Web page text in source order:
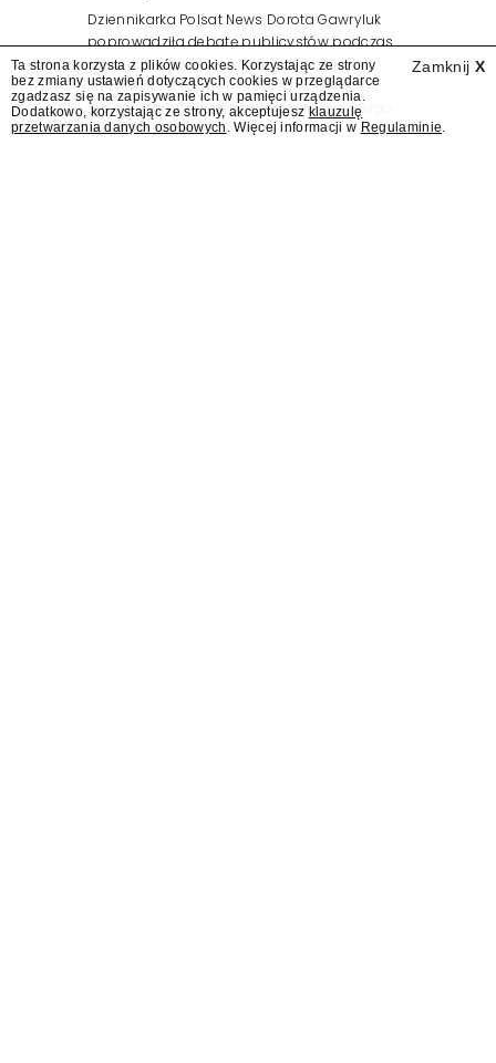
Dziennikarka Polsat News Dorota Gawryluk
poprowadziła debatę publicystów podczas
zorganizowanego przez Kancelarię
Prezydenta wydarzenia z okazji pierwszej
rocznicy zaprzysiężenia Karola Nawrockiego
na prezydenta.
Zamknij X
Ta strona korzysta z plików cookies. Korzystając ze strony
bez zmiany ustawień dotyczących cookies w przeglądarce
zgadzasz się na zapisywanie ich w pamięci urządzenia.
Dodatkowo, korzystając ze strony, akceptujesz klauzulę
przetwarzania danych osobowych . Więcej informacji w Regulaminie.